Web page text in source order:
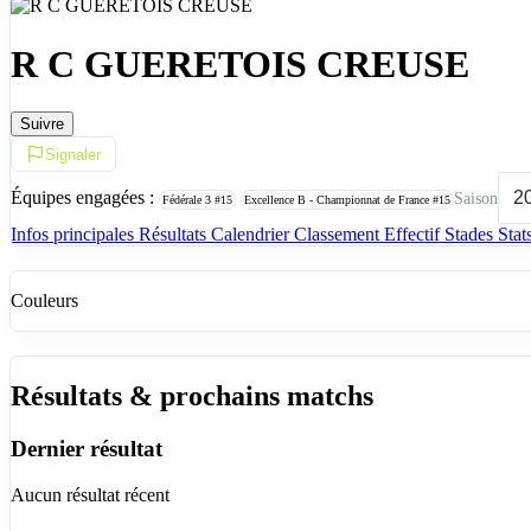
R C GUERETOIS CREUSE
Suivre
Signaler
Équipes engagées : Fédérale 3 #15 Excellence B - Championnat de France #15 Saison
Infos principales Résultats CalendrierClassement Effectif Stades
Couleurs
Résultats & prochains matchs
Dernier résultat
Aucun résultat récent